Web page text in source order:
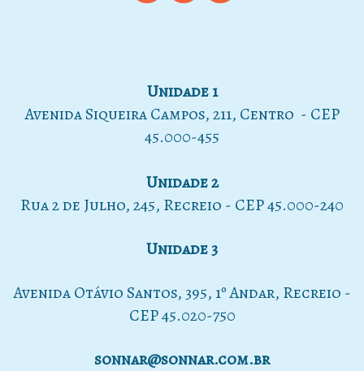
Unidade 1
Avenida Siqueira Campos, 211, Centro - CEP
45.000-455
Unidade 2
Rua 2 de Julho, 245, Recreio - CEP 45.000-240
Unidade 3
Avenida Otávio Santos, 395, 1º Andar, Recreio -
CEP 45.020-750
sonnar@sonnar.com.br